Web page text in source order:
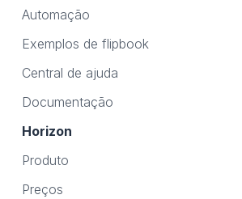
Automação
Exemplos de flipbook
Central de ajuda
Documentação
Horizon
Produto
Preços